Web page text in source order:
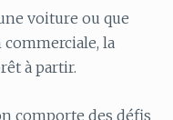
voiture ou que
la
à partir.
comporte des défis